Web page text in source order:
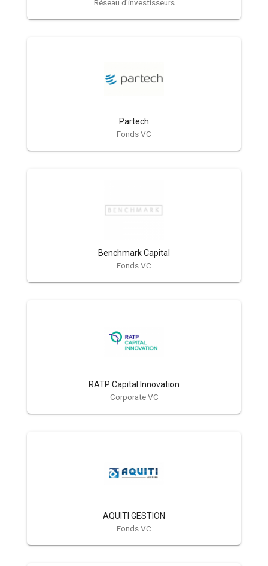
Réseau d'investisseurs
Partech
Fonds VC
Benchmark Capital
Fonds VC
RATP Capital Innovation
Corporate VC
AQUITI GESTION
Fonds VC